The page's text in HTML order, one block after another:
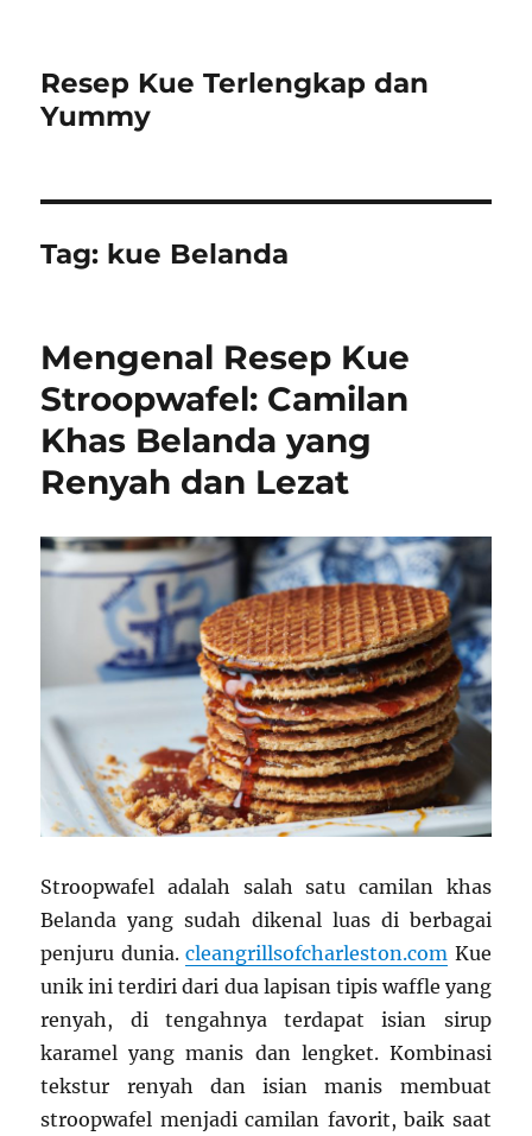
Resep Kue Terlengkap dan
Yummy
Tag: kue Belanda
Mengenal Resep Kue
Stroopwafel: Camilan
Khas Belanda yang
Renyah dan Lezat
Stroopwafel adalah salah satu camilan khas
Belanda yang sudah dikenal luas di berbagai
penjuru dunia.cleangrillsofcharleston.com Kue
unik ini terdiri dari dua lapisan tipis waffle yang
renyah, di tengahnya terdapat isian sirup
karamel yang manis dan lengket. Kombinasi
tekstur renyah dan isian manis membuat
stroopwafel menjadi camilan favorit, baik saat